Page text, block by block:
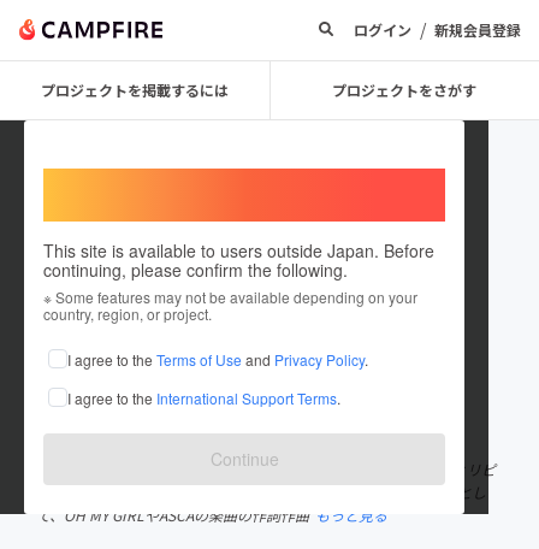
ログイン / 新規会員登録
プロジェクトを掲載するには プロジェクトをさがす
This site is available to users outside Japan. Before
continuing, please confirm the following.
※ Some features may not be available depending on your
country, region, or project.
I agree to the Terms of Use and Privacy Policy.
I agree to the International Support Terms.
Continue
RIN_Gemie
これまでに1回支援して7件のプロジェクトを投稿しています
在住国：日本 現在地：愛媛県
出身国：日本 出身地：愛媛県
愛媛県松山市出身のシンガーソングライター。 3か国語を操るフィリピ
ンと日本のハーフで、国内・海外問わずの音楽活動を展開。 作家とし
て、OH MY GIRLやASCAの楽曲の作詞作曲 もっと見る